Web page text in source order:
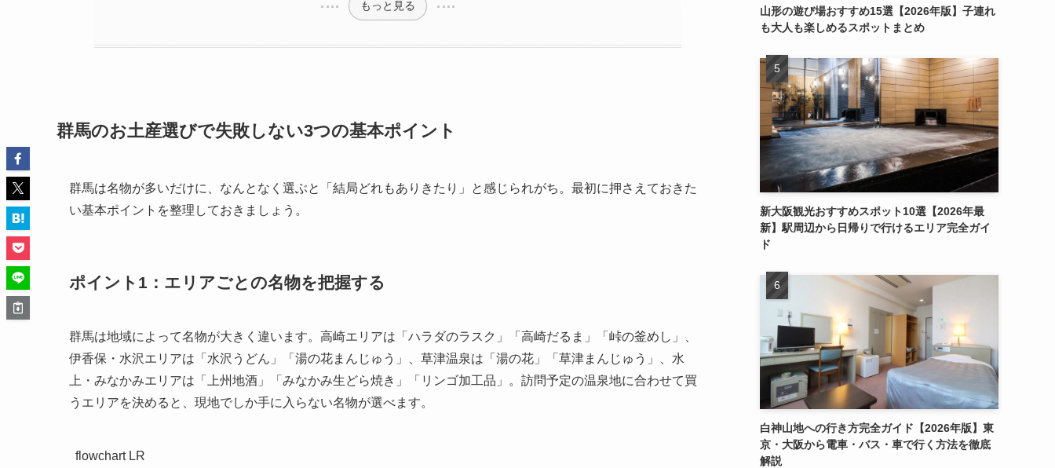
もっと見る
群馬のお土産選びで失敗しない3つの基本ポイント
群馬は名物が多いだけに、なんとなく選ぶと「結局どれもありきたり」と感じられがち。最初に押さえておきた
い基本ポイントを整理しておきましょう。
ポイント1：エリアごとの名物を把握する
群馬は地域によって名物が大きく違います。高崎エリアは「ハラダのラスク」「高崎だるま」「峠の釜めし」、
伊香保・水沢エリアは「水沢うどん」「湯の花まんじゅう」、草津温泉は「湯の花」「草津まんじゅう」、水
上・みなかみエリアは「上州地酒」「みなかみ生どら焼き」「リンゴ加工品」。訪問予定の温泉地に合わせて買
うエリアを決めると、現地でしか手に入らない名物が選べます。
flowchart LR
山形の遊び場おすすめ15選【2026年版】子連れ
も大人も楽しめるスポットまとめ
新大阪観光おすすめスポット10選【2026年最
新】駅周辺から日帰りで行けるエリア完全ガイ
ド
白神山地への行き方完全ガイド【2026年版】東
京・大阪から電車・バス・車で行く方法を徹底
解説